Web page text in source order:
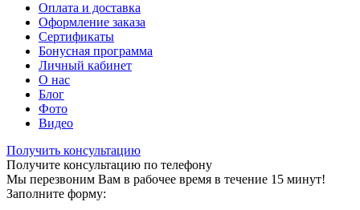
Оплата и доставка
Оформление заказа
Сертификаты
Бонусная программа
Личный кабинет
О нас
Блог
Фото
Видео
Получить консультацию
Получите консультацию по телефону
Мы перезвоним Вам в рабочее время в течение 15 минут!
Заполните форму: